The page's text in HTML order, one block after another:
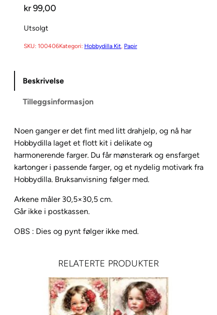
kr99,00
Utsolgt
SKU: 100406Kategori: Hobbydilla Kit, Papir
Beskrivelse
Tilleggsinformasjon
Noen ganger er det fint med litt drahjelp, og nå har
Hobbydilla laget et flott kit i delikate og
harmonerende farger. Du får mønsterark og ensfarget
kartonger i passende farger, og et nydelig motivark fra
Hobbydilla. Bruksanvisning følger med.
Arkene måler 30,5×30,5 cm.
Går ikke i postkassen.
OBS : Dies og pynt følger ikke med.
RELATERTE PRODUKTER